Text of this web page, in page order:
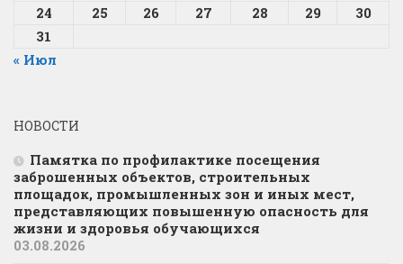
24
25 26 27 28 29
30
31
« Июл
НОВОСТИ
Памятка по профилактике посещения
заброшенных объектов, строительных
площадок, промышленных зон и иных мест,
представляющих повышенную опасность для
жизни и здоровья обучающихся
03.08.2026